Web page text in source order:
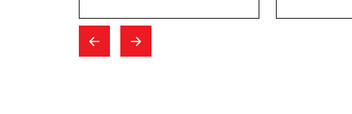
jeg kom for at skifte,
gik alt hurtigt.